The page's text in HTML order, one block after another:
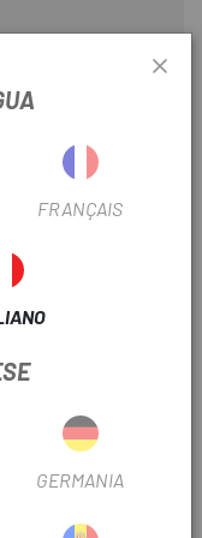
di reazioni
di emergenza sul
quindi il sigillante
FRANÇAIS
GERMANIA